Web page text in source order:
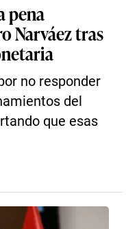
pena
Narváez tras
no responder
del
que esas